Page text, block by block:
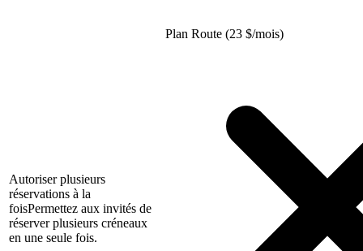
Plan Route (23 $/mois)
Autoriser plusieurs
réservations à la
foisPermettez aux invités de
réserver plusieurs créneaux
en une seule fois.